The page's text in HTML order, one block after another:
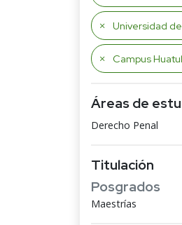
Universidad
Campus
Áreas de
Derecho Penal
Titulación
Posgrados
Maestrías